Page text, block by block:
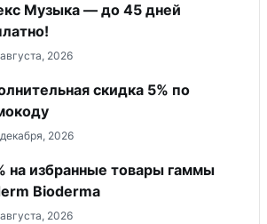
Музыка — до 45 дней
2026
скидка 5% по
2026
на избранные товары гаммы
Bioderma
2026